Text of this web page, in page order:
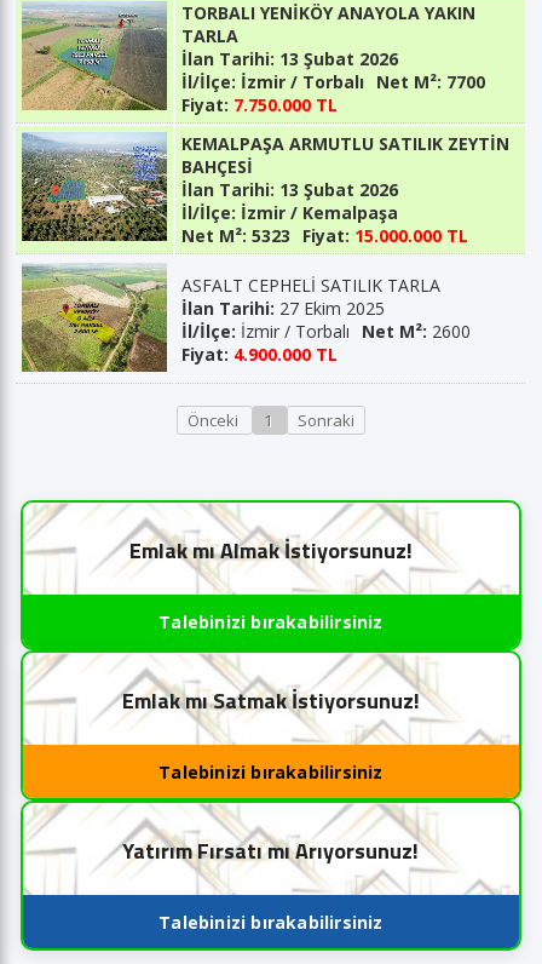
TORBALI YENİKÖY ANAYOLA YAKIN
TARLA
İlan Tarihi: 13 Şubat 2026
İl/İlçe: İzmir / Torbalı Net M²: 7700
Fiyat: 7.750.000 TL
KEMALPAŞA ARMUTLU SATILIK ZEYTİN
BAHÇESİ
İlan Tarihi: 13 Şubat 2026
İl/İlçe: İzmir / Kemalpaşa
Net M²: 5323 Fiyat: 15.000.000 TL
ASFALT CEPHELİ SATILIK TARLA
İlan Tarihi: 27 Ekim 2025
İl/İlçe: İzmir / Torbalı Net M²: 2600
Fiyat: 4.900.000 TL
Önceki 1 Sonraki
Emlak mı Almak İstiyorsunuz!
Talebinizi bırakabilirsiniz
Emlak mı Satmak İstiyorsunuz!
Talebinizi bırakabilirsiniz
Yatırım Fırsatı mı Arıyorsunuz!
Talebinizi bırakabilirsiniz